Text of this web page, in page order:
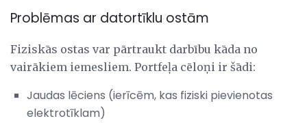
Problēmas ar datortīklu ostām
Fiziskās ostas var pārtraukt darbību kāda no
vairākiem iemesliem. Portfeļa cēloņi ir šādi:
Jaudas lēciens (ierīcēm, kas fiziski pievienotas
elektrotīklam)